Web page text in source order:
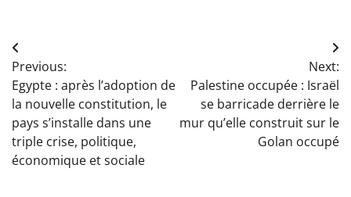
Navigation
de
l’article
Previous:
Egypte : après l’adoption de
la nouvelle constitution, le
pays s’installe dans une
triple crise, politique,
économique et sociale
Next:
Palestine occupée : Israël
se barricade derrière le
mur qu’elle construit sur le
Golan occupé